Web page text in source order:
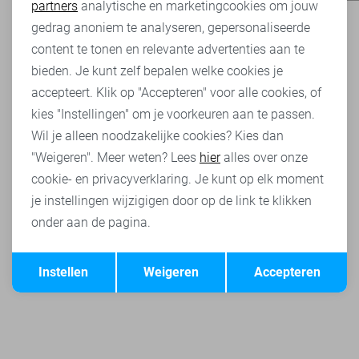
Marketing cookies
Terug Opslaan
partners analytische en marketingcookies om jouw
gedrag anoniem te analyseren, gepersonaliseerde
content te tonen en relevante advertenties aan te
bieden. Je kunt zelf bepalen welke cookies je
accepteert. Klik op "Accepteren" voor alle cookies, of
kies "Instellingen" om je voorkeuren aan te passen.
Wil je alleen noodzakelijke cookies? Kies dan
"Weigeren". Meer weten? Lees hieralles over onze
cookie- en privacyverklaring. Je kunt op elk moment
je instellingen wijzigigen door op de link te klikken
onder aan de pagina.
Accepteren
Weigeren
Instellen